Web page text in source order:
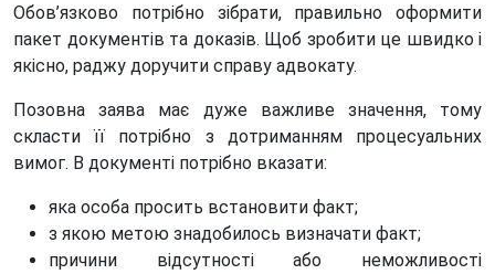
Обов’язково потрібно зібрати, правильно оформити
пакет документів та доказів. Щоб зробити це швидко і
якісно, раджу доручити справу адвокату.
Позовна заява має дуже важливе значення, тому
скласти її потрібно з дотриманням процесуальних
вимог. В документі потрібно вказати:
яка особа просить встановити факт;
з якою метою знадобилось визначати факт;
причини відсутності або неможливості